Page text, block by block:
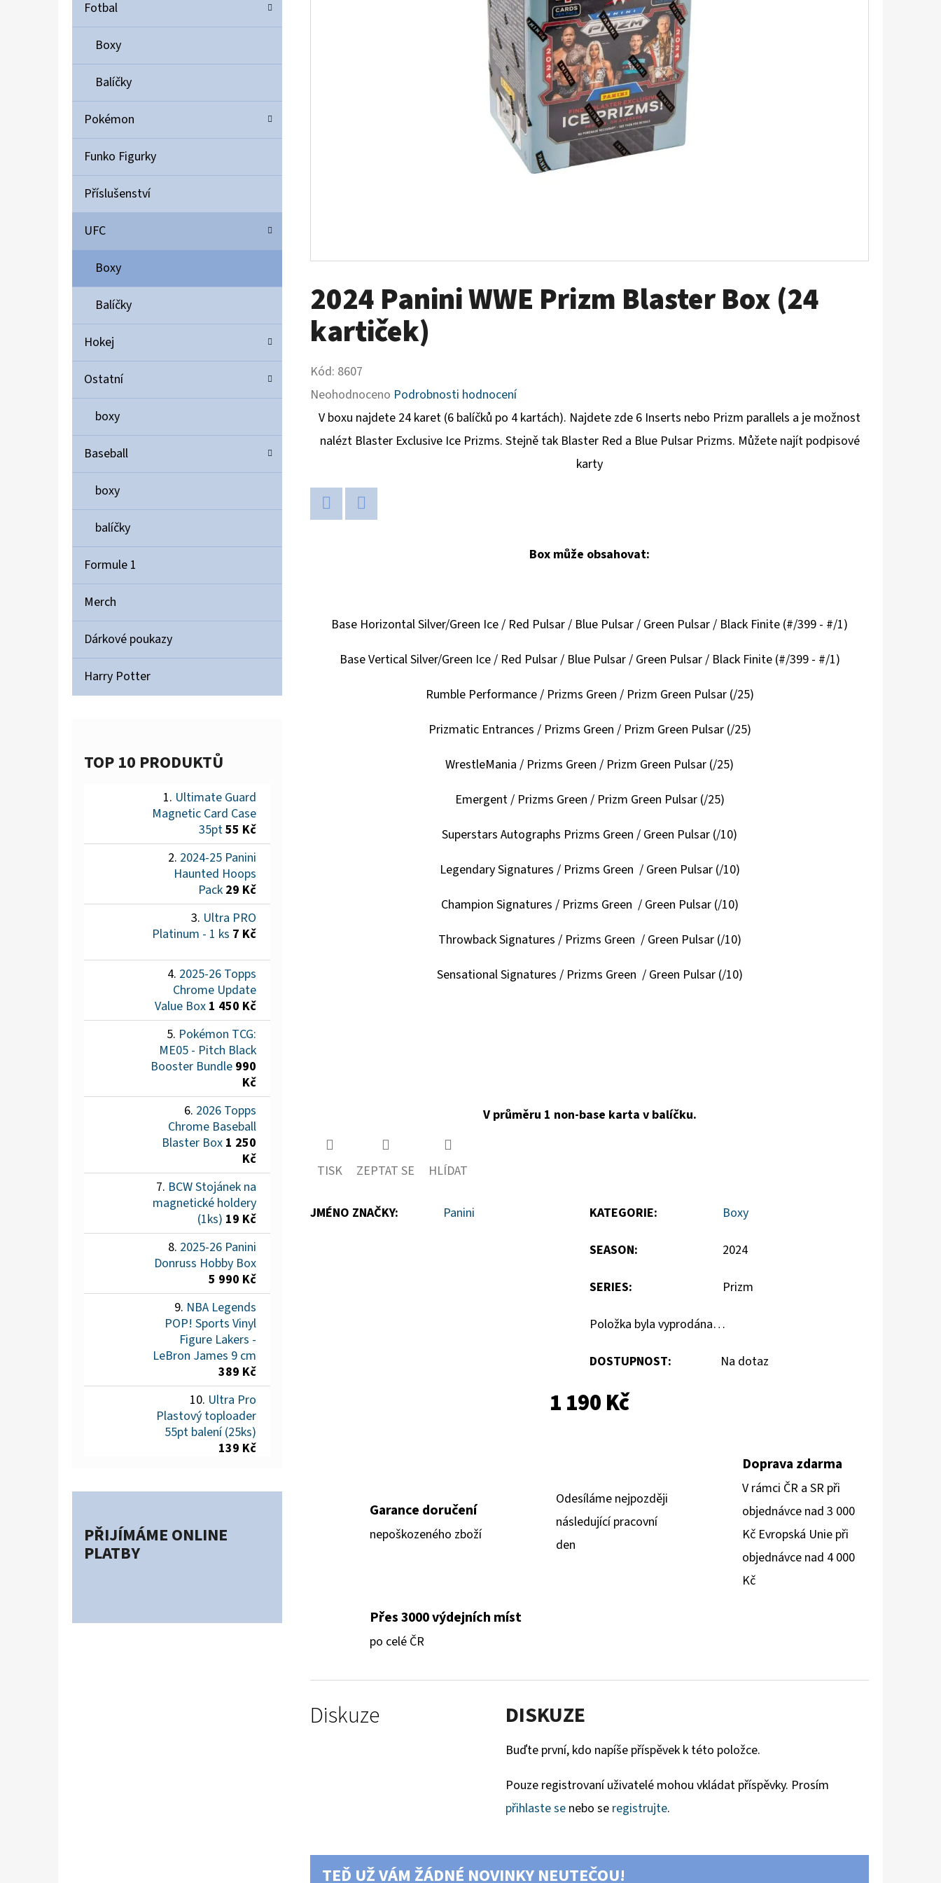
Fotbal
Boxy
Balíčky
Pokémon
Funko Figurky
Příslušenství
UFC
Boxy
Balíčky
Hokej
Ostatní
boxy
Baseball
boxy
balíčky
Formule 1
Merch
Dárkové poukazy
Harry Potter
TOP 10 PRODUKTŮ
Ultimate Guard
Magnetic Card Case
35pt55 Kč
2024-25 Panini
Haunted Hoops
Pack 29 Kč
Ultra PRO
Platinum - 1 ks 7 Kč
2025-26 Topps
Chrome Update
Value Box 1 450 Kč
Pokémon TCG:
ME05 - Pitch Black
Booster Bundle 990
Kč
2026 Topps
Chrome Baseball
Blaster Box 1 250
Kč
BCW Stojánek na
magnetické holdery
(1ks) 19 Kč
2025-26 Panini
Donruss Hobby Box
5 990 Kč
NBA Legends
POP! Sports Vinyl
Figure Lakers -
LeBron James 9 cm
389 Kč
Ultra Pro
Plastový toploader
55pt balení (25ks)
139 Kč
PŘIJÍMÁME ONLINE
PLATBY
2024 Panini WWE Prizm Blaster Box (24
kartiček)
Kód: 8607
Průměrné
hodnocení
produktu
0,0
Neohodnoceno Podrobnosti hodnocení
V boxu najdete 24 karet (6 balíčků po 4 kartách). Najdete zde 6 Inserts nebo Prizm parallels a je možnost
nalézt Blaster Exclusive Ice Prizms. Stejně tak Blaster Red a Blue Pulsar Prizms. Můžete najít podpisové
karty
Box může obsahovat:
Base Horizontal Silver/Green Ice / Red Pulsar / Blue Pulsar / Green Pulsar / Black Finite (#/399 - #/1)
Base Vertical Silver/Green Ice / Red Pulsar / Blue Pulsar / Green Pulsar / Black Finite (#/399 - #/1)
Rumble Performance / Prizms Green / Prizm Green Pulsar (/25)
Prizmatic Entrances / Prizms Green / Prizm Green Pulsar (/25)
WrestleMania / Prizms Green / Prizm Green Pulsar (/25)
Emergent / Prizms Green / Prizm Green Pulsar (/25)
Superstars Autographs Prizms Green / Green Pulsar (/10)
Legendary Signatures / Prizms Green / Green Pulsar (/10)
Champion Signatures / Prizms Green / Green Pulsar (/10)
Throwback Signatures / Prizms Green / Green Pulsar (/10)
Sensational Signatures / Prizms Green / Green Pulsar (/10)
V průměru 1 non-base karta v balíčku.
TISK ZEPTAT SE HLÍDAT
JMÉNO ZNAČKY: Panini KATEGORIE: Boxy
SEASON: 2024
SERIES: Prizm
Položka byla vyprodána…
DOSTUPNOST: Na dotaz
1 190 Kč
Garance doručení
nepoškozeného zboží
Odesíláme nejpozději
následující pracovní
den
Doprava zdarma
V rámci ČR a SR při
objednávce nad 3 000
Kč Evropská Unie při
objednávce nad 4 000
Kč
Přes 3000 výdejních míst
po celé ČR
Diskuze DISKUZE
Buďte první, kdo napíše příspěvek k této položce.
Pouze registrovaní uživatelé mohou vkládat příspěvky. Prosím
přihlaste se nebo se registrujte.
TEĎ UŽ VÁM ŽÁDNÉ NOVINKY NEUTEČOU!
ULTIMATE GUARD MAGNETIC CARD CASE 35PT
ULTRA PRO PLATINUM - 1 KS
7 Kč